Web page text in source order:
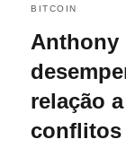
BITCOIN
Anthony
relação